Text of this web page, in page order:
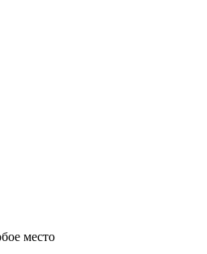
место